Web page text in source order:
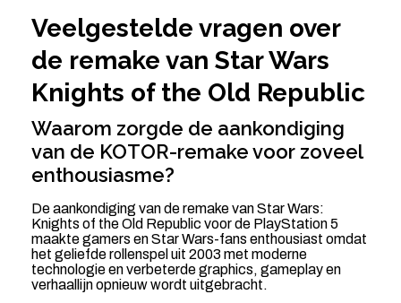
Veelgestelde vragen over
de remake van Star Wars
Knights of the Old Republic
Waarom zorgde de aankondiging
van de KOTOR-remake voor zoveel
enthousiasme?
De aankondiging van de remake van Star Wars:
Knights of the Old Republic voor de PlayStation 5
maakte gamers en Star Wars-fans enthousiast omdat
het geliefde rollenspel uit 2003 met moderne
technologie en verbeterde graphics, gameplay en
verhaallijn opnieuw wordt uitgebracht.